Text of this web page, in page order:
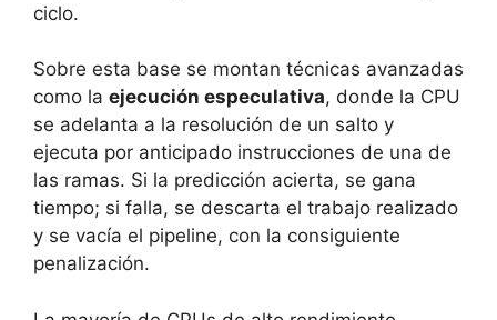
ciclo.
Sobre esta base se montan técnicas avanzadas
como la ejecución especulativa, donde la CPU
se adelanta a la resolución de un salto y
ejecuta por anticipado instrucciones de una de
las ramas. Si la predicción acierta, se gana
tiempo; si falla, se descarta el trabajo realizado
y se vacía el pipeline, con la consiguiente
penalización.